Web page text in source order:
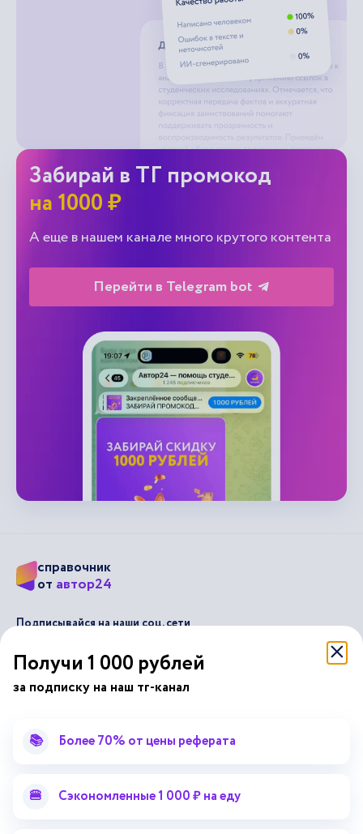
Забирай в ТГ промокод
на 1000 ₽
А еще в нашем канале много крутого контента
Перейти в Telegram bot
справочник
от автор24
Подписывайся на наши соц. сети
Научные статьи
Методические указания
Получи 1 000 рублей
за подписку на наш тг-канал
📚 Более 70% от цены реферата
🍔 Сэкономленные 1 000 ₽ на еду